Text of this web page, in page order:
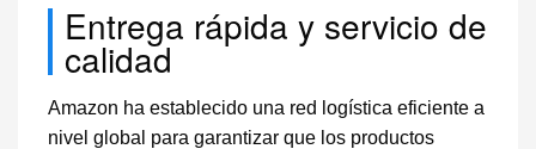
Entrega rápida y servicio de
calidad
Amazon ha establecido una red logística eficiente a
nivel global para garantizar que los productos